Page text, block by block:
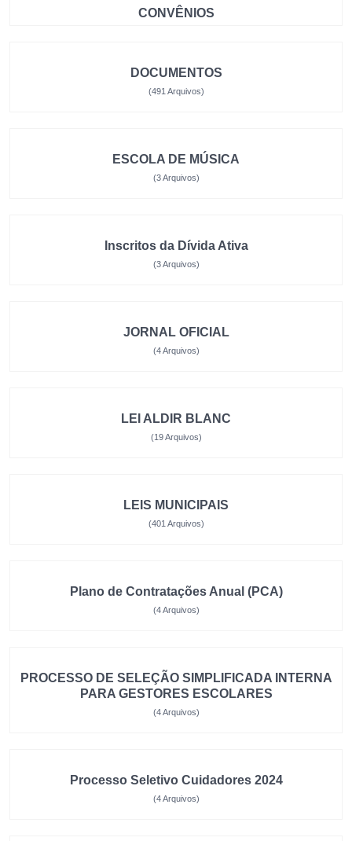
CONVÊNIOS
DOCUMENTOS
(491 Arquivos)
ESCOLA DE MÚSICA
(3 Arquivos)
Inscritos da Dívida Ativa
(3 Arquivos)
JORNAL OFICIAL
(4 Arquivos)
LEI ALDIR BLANC
(19 Arquivos)
LEIS MUNICIPAIS
(401 Arquivos)
Plano de Contratações Anual (PCA)
(4 Arquivos)
PROCESSO DE SELEÇÃO SIMPLIFICADA INTERNA
PARA GESTORES ESCOLARES
(4 Arquivos)
Processo Seletivo Cuidadores 2024
(4 Arquivos)